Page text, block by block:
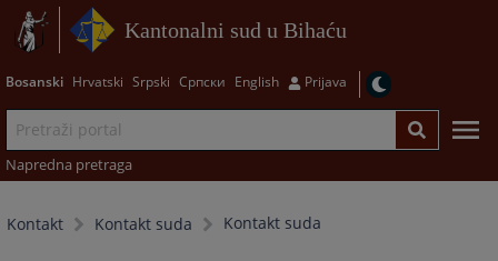
Kantonalni sud u Bihaću
Bosanski Hrvatski Srpski Српски English Prijava
Napredna pretraga
Kontakt Kontakt suda Kontakt suda